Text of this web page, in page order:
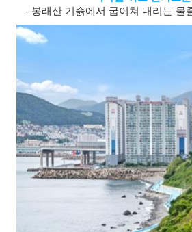
- 봉래산 기슭에서 굽이쳐 내리는 물